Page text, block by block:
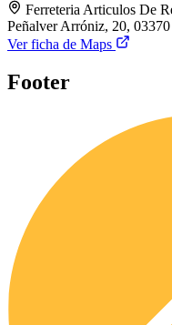
Ferreteria Articulos De
Peñalver Arróniz, 20,
Ver ficha de Maps
Footer